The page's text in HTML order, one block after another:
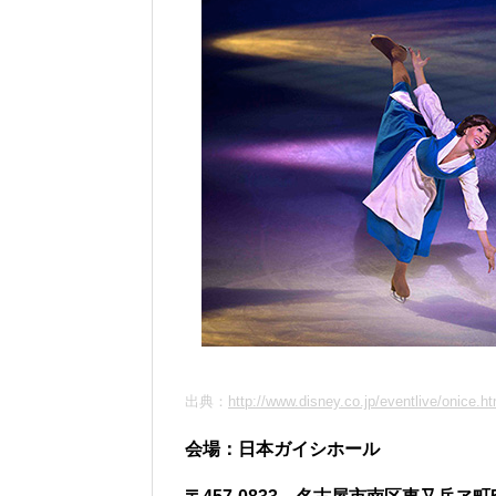
出典： http://www.disney.co.jp/eventlive/
会場：日本ガイシホール